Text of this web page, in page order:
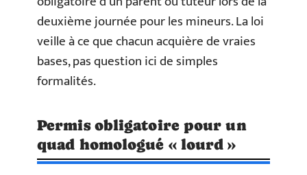
deuxième journée pour les mineurs. La loi
veille à ce que chacun acquière de vraies
bases, pas question ici de simples
formalités.
Permis obligatoire pour un
quad homologué « lourd »